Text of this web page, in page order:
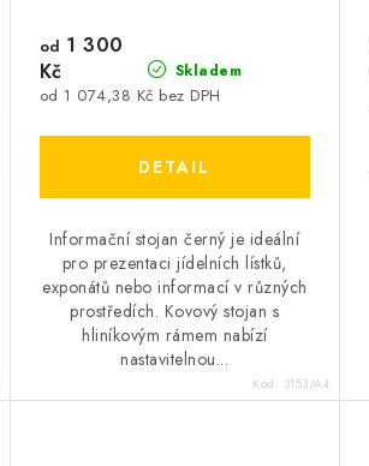
Skladem
od 1 074,38 Kč bez DPH
od 1 300
Kč
Informační stojan černý je ideální
pro prezentaci jídelních lístků,
exponátů nebo informací v různých
prostředích. Kovový stojan s
hliníkovým rámem nabízí
nastavitelnou...
Kód: 3153/A4